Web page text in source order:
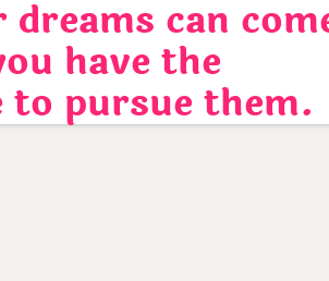
can
have the
to pursue them.